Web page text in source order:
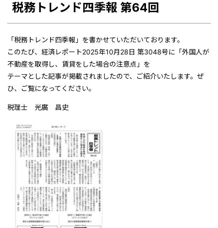
税務トレンド四季報 第64回
「税務トレンド四季報」を書かせていただいております。
このたび、経済レポート2025年10月28日 第3048号に「外国人が
不動産を取得し、賃貸をした場合の注意点」を
テーマとした記事が掲載されましたので、ご紹介いたします。ぜ
ひ、ご覧になってください。
税理士 光廣 昌史